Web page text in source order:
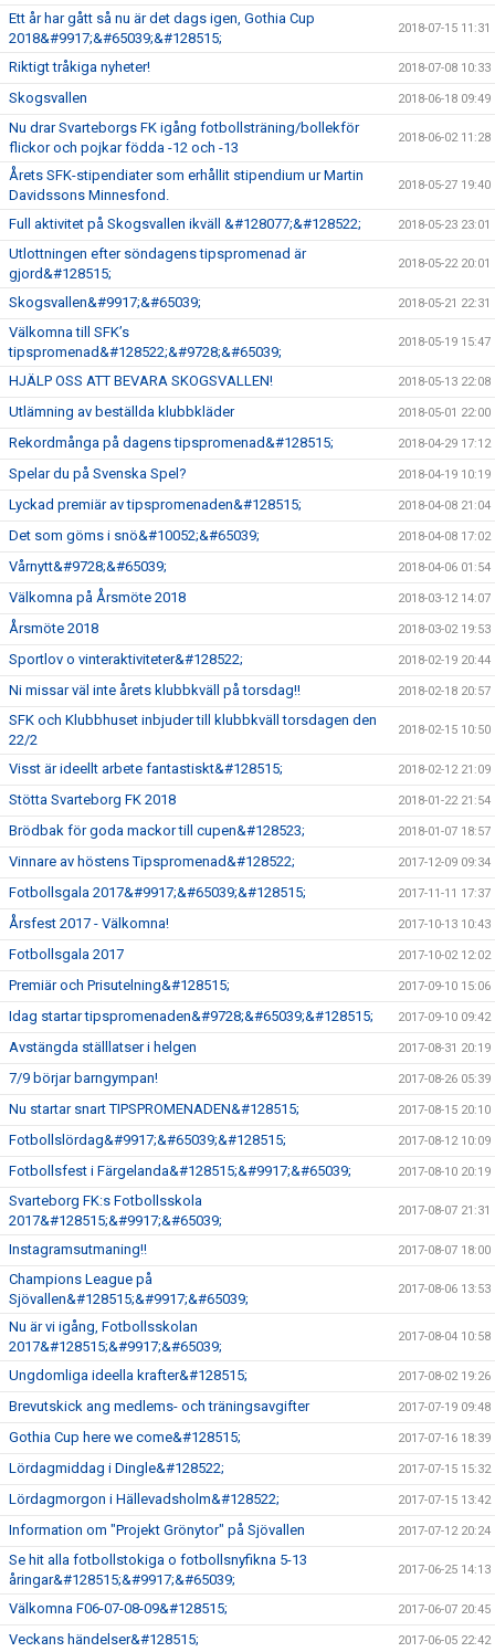
Ett år har gått så nu är det dags igen, Gothia Cup
2018&#9917;&#65039;&#128515;
2018-07-15 11:31
Riktigt tråkiga nyheter! 2018-07-08 10:33
Skogsvallen 2018-06-18 09:49
Nu drar Svarteborgs FK igång fotbollsträning/bollekför
flickor och pojkar födda -12 och -13
2018-06-02 11:28
Årets SFK-stipendiater som erhållit stipendium ur Martin
Davidssons Minnesfond.
2018-05-27 19:40
Full aktivitet på Skogsvallen ikväll &#128077;&#128522; 2018-05-23 23:01
Utlottningen efter söndagens tipspromenad är
gjord&#128515;
2018-05-22 20:01
Skogsvallen&#9917;&#65039; 2018-05-21 22:31
Välkomna till SFK’s
tipspromenad&#128522;&#9728;&#65039;
2018-05-19 15:47
HJÄLP OSS ATT BEVARA SKOGSVALLEN! 2018-05-13 22:08
Utlämning av beställda klubbkläder 2018-05-01 22:00
Rekordmånga på dagens tipspromenad&#128515; 2018-04-29 17:12
Spelar du på Svenska Spel? 2018-04-19 10:19
Lyckad premiär av tipspromenaden&#128515; 2018-04-08 21:04
Det som göms i snö&#10052;&#65039; 2018-04-08 17:02
Vårnytt&#9728;&#65039; 2018-04-06 01:54
Välkomna på Årsmöte 2018 2018-03-12 14:07
Årsmöte 2018 2018-03-02 19:53
Sportlov o vinteraktiviteter&#128522; 2018-02-19 20:44
Ni missar väl inte årets klubbkväll på torsdag!! 2018-02-18 20:57
SFK och Klubbhuset inbjuder till klubbkväll torsdagen den
22/2
2018-02-15 10:50
Visst är ideellt arbete fantastiskt&#128515; 2018-02-12 21:09
Stötta Svarteborg FK 2018 2018-01-22 21:54
Brödbak för goda mackor till cupen&#128523; 2018-01-07 18:57
Vinnare av höstens Tipspromenad&#128522; 2017-12-09 09:34
Fotbollsgala 2017&#9917;&#65039;&#128515; 2017-11-11 17:37
Årsfest 2017 - Välkomna! 2017-10-13 10:43
Fotbollsgala 2017 2017-10-02 12:02
Premiär och Prisutelning&#128515; 2017-09-10 15:06
Idag startar tipspromenaden&#9728;&#65039;&#128515; 2017-09-10 09:42
Avstängda ställlatser i helgen 2017-08-31 20:19
7/9 börjar barngympan! 2017-08-26 05:39
Nu startar snart TIPSPROMENADEN&#128515; 2017-08-15 20:10
Fotbollslördag&#9917;&#65039;&#128515; 2017-08-12 10:09
Fotbollsfest i Färgelanda&#128515;&#9917;&#65039; 2017-08-10 20:19
Svarteborg FK:s Fotbollsskola
2017&#128515;&#9917;&#65039;
2017-08-07 21:31
Instagramsutmaning!! 2017-08-07 18:00
Champions League på
Sjövallen&#128515;&#9917;&#65039;
2017-08-06 13:53
Nu är vi igång, Fotbollsskolan
2017&#128515;&#9917;&#65039;
2017-08-04 10:58
Ungdomliga ideella krafter&#128515; 2017-08-02 19:26
Brevutskick ang medlems- och träningsavgifter 2017-07-19 09:48
Gothia Cup here we come&#128515; 2017-07-16 18:39
Lördagmiddag i Dingle&#128522; 2017-07-15 15:32
Lördagmorgon i Hällevadsholm&#128522; 2017-07-15 13:42
Information om "Projekt Grönytor" på Sjövallen 2017-07-12 20:24
Se hit alla fotbollstokiga o fotbollsnyfikna 5-13
åringar&#128515;&#9917;&#65039;
2017-06-25 14:13
Välkomna F06-07-08-09&#128515; 2017-06-07 20:45
Veckans händelser&#128515; 2017-06-05 22:42